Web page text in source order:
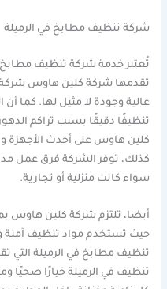
شركة تنظيف مطابخ في الرميلة
تُعتبر خدمة شركة تنظيف مطابخ
تقدمها شركة كلين هاوس
عالية وجودة لا مثيل لها. كما
تنظيفًا دقيقًا بسبب تراكم
كلين هاوس على أحدث الأجهزة
كذلك، توفر الشركة فرق عمل
سواء كانت منزلية أو تجارية.
أيضا، تلتزم شركة كلين هاوس
حيث تستخدم مواد تنظيف آمنة
تنظيف مطابخ في الرميلة
تنظيف في الرميلة خيارًا صحيًا